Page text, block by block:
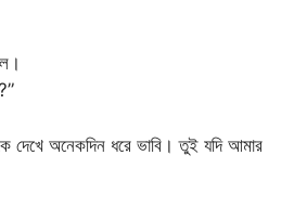
দেখে অনেকদিন ধরে ভাবি। তুই যদি আমার